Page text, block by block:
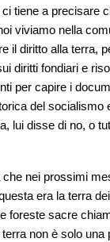
tiene a precisare
viviamo nella
il diritto alla terra,
diritti fondiari e
per capire i
del socialismo
lui disse di no, o
nei prossimi
era la terra
foreste sacre
non è solo una